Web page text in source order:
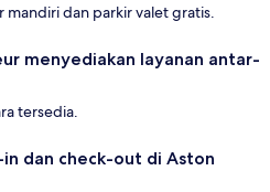
mandiri dan parkir valet gratis.
menyediakan layanan antar-
tersedia.
dan check-out di Aston